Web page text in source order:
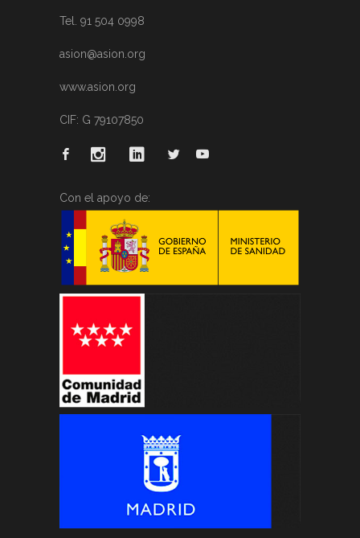
Tel. 91 504 0998
asion@asion.org
www.asion.org
CIF: G 79107850
Con el apoyo de: